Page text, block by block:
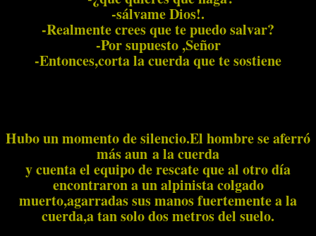
-sálvame Dios!.
-Realmente crees que te puedo salvar?
-Por supuesto ,Señor
-Entonces,corta la cuerda que te sostiene
Hubo un momento de silencio.El hombre se aferró
más aun a la cuerda
y cuenta el equipo de rescate que al otro día
encontraron a un alpinista colgado
muerto,agarradas sus manos fuertemente a la
cuerda,a tan solo dos metros del suelo.